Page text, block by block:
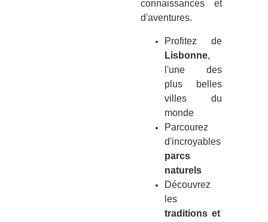
connaissances et
d'aventures.
Profitez de
Lisbonne,
l'une des
plus belles
villes du
monde
Parcourez
d'incroyables
parcs
naturels
Découvrez
les
traditions et